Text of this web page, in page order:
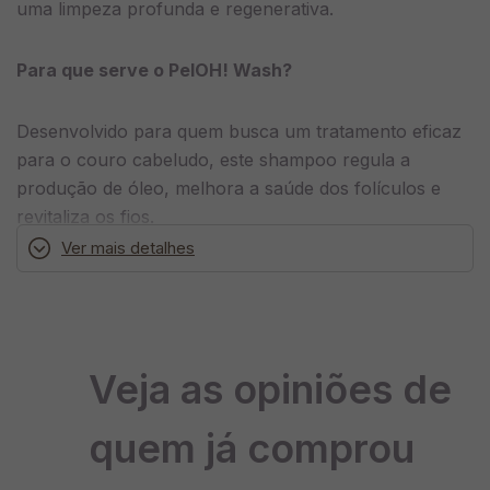
uma limpeza profunda e regenerativa.
Para que serve o PelOH! Wash?
Desenvolvido para quem busca um tratamento eficaz
para o couro cabeludo, este shampoo regula a
produção de óleo, melhora a saúde dos folículos e
revitaliza os fios.
Trata e previne a caspa e a seborreia.
Ver mais detalhes
Veja as opiniões de
quem já comprou